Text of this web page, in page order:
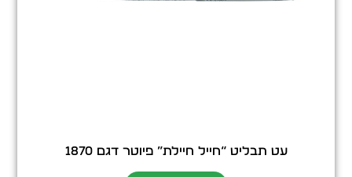
עט תבליט “חייל חיילת” פיוטר דגם 1870